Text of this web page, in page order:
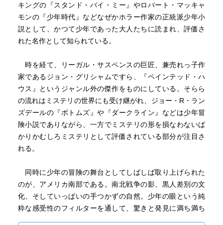
の目を通して、生き生きと、日々懸命に生きる。
クはミネソタリバーに浮かぶアリエルの発見者となる。事
故なのか事件なのか。悲嘆に暮れる家族の元に、検死の結
果として殺されたことが伝えられる。
誰が何の目的でアリエルを殺したのか。町のごろつきや差
別に苦しむインディアンに容疑者として浮かび上がる。し
かし、フランクがたどり着いた真相は驚くべきものであっ
ステリー小説である。
牧歌的な風景の中で起きた死の連鎖、そして少年が必死で
背伸びして青年になっていく通過儀礼的残酷なひと夏の物
キングの『スタンド・バイ・ミー』やロバート・マッキャ
モンの『少年時代』などなぜかホラー作家の正統派少年小
説として、かつて少年であった大人たちに読まれ、評価さ
れた名作として知られている。
時を経て、リーガル・サスペンスの巨匠、兼売れっ子作
家であるジョン・グリシャムですら、『ペインテッド・ハ
ウス』というジャンル外の傑作をものにしている。そらら
の流れはミステリの世界にも受け継がれ、ジョー・R・ラン
ズデールの『ボトムズ』や『ダークライン』などは少年冒
険小説でありながら、一方でミステリの形を損なわないば
かりかむしろミステリとして評価されている部分が注目さ
れる。
同時に少年の冒険の舞台としてしばしば取り上げられた
のが、アメリカ南部である。南北戦争の影、黒人差別の文
化、そしていっぱいの手つかずの自然。少年の眼という純
粋な感受性のフィルターを通して、驚きと発見に満ち満ち